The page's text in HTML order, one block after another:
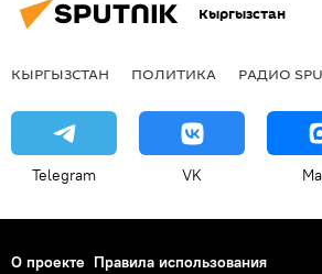
Кыргызстан
КЫРГЫЗСТАН ПОЛИТИКА РАДИО
Telegram VK
О проекте Правила использования